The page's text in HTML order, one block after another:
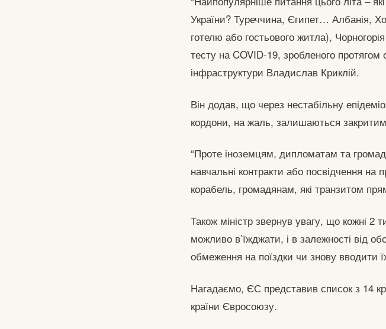
України? Туреччина, Єгипет… Албанія,
готелю або гостьового житла),
тесту на COVID-19, зробленого протягом
інфраструктури Владислав Криклій.
Він додав, що через нестабільну
кордони, на жаль, залишаються
“Проте іноземцям, дипломатам та
навчальні контракти або посвідчення
корабель, громадянам, які транзитом
Також міністр звернув увагу, що кожні
можливо в’їжджати, і в залежності від
обмеження на поїздки чи знову вводити
Нагадаємо, ЄС представив список з 14
країни Євросоюзу.